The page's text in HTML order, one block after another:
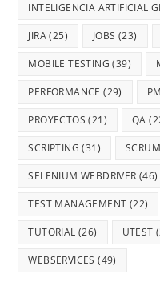
INTELIGENCIA ARTIFICIAL
JIRA(25) JOBS (23)
MOBILE TESTING (39)
PERFORMANCE (29)
PROYECTOS (21) QA
SCRIPTING (31) SCRUM
SELENIUM WEBDRIVER (46)
TEST MANAGEMENT (22)
TUTORIAL (26) UTEST
WEBSERVICES (49)